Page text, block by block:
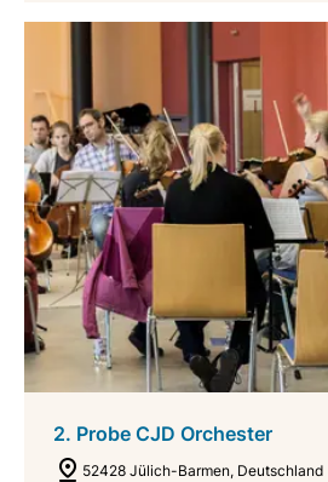
2. Probe CJD Orchester
52428 Jülich-Barmen, Deutschland